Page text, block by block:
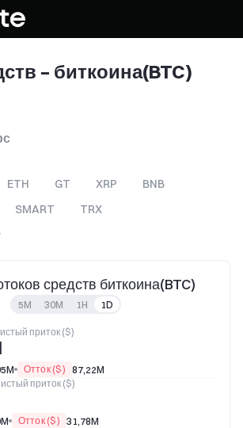
– биткоина(BTC)
ETH GT XRP
BNB
SMART TRX
средств биткоина(BTC)
5M 30M 1H 1D
приток ($)
Отток ($) 87,22M
приток ($)
Отток ($) 31,78M